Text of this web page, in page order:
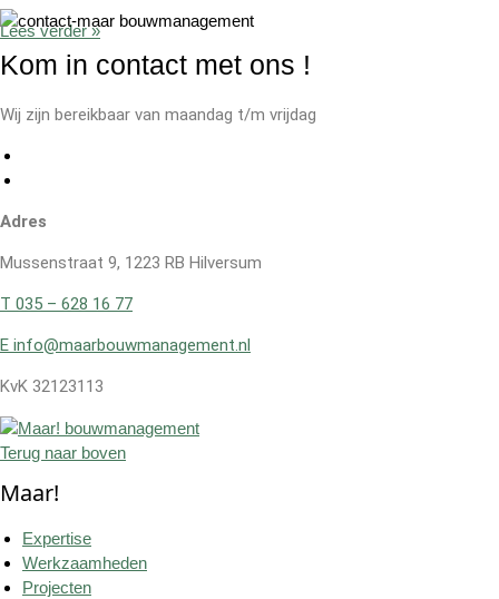
Lees verder »
Kom in contact met ons !
Wij zijn bereikbaar van maandag t/m vrijdag
Adres
Mussenstraat 9, 1223 RB Hilversum
T 035 – 628 16 77
E info@maarbouwmanagement.nl
KvK 32123113
Terug naar boven
Maar!
Expertise
Werkzaamheden
Projecten